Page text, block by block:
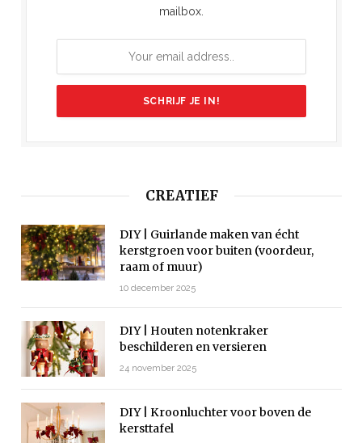
mailbox.
CREATIEF
DIY | Guirlande maken van écht
kerstgroen voor buiten (voordeur,
raam of muur)
10 december 2025
DIY | Houten notenkraker
beschilderen en versieren
24 november 2025
DIY | Kroonluchter voor boven de
kersttafel